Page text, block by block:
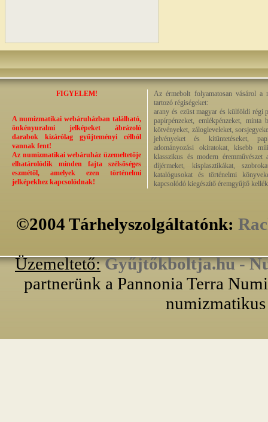
FIGYELEM!
A numizmatikai webáruházban található,
önkényuralmi jelképeket ábrázoló
darabok kizárólag gyűjteményi célból
vannak fent!
Az numizmatikai webáruház üzemeltetője
elhatárolódik minden fajta szélsőséges
eszmétől, amelyek ezen történelmi
jelképekhez kapcsolódnak!
Az érmebolt folyamatosan vásárol a
tartozó régiségeket:
arany és ezüst magyar és külföldi régi
papírpénzeket, emlékpénzeket, minta
kötvényeket, zálogleveleket,
jelvényeket és kitüntetéseket,
adományozási okiratokat, kisebb
klasszikus és modern éremművészet
díjérmeket, kisplasztikákat,
katalógusokat és történelmi
kapcsolódó kiegészítő éremgyűjtő
©2004 Tárhelyszolgáltatónk:
Üzemeltető: Gyűjtőkboltja.hu -
partnerünk a Pannonia Terra
numizmatikus